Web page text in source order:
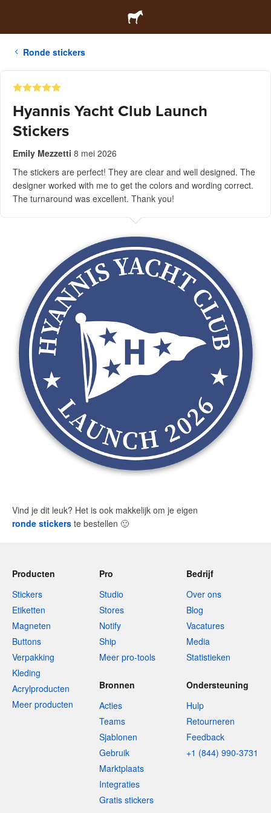
Ronde stickers
Hyannis Yacht Club Launch
Stickers
Emily Mezzetti 8 mei 2026
The stickers are perfect! They are clear and well designed. The
designer worked with me to get the colors and wording correct.
The turnaround was excellent. Thank you!
Vind je dit leuk? Het is ook makkelijk om je eigen
ronde stickers te bestellen 🙂
Producten
Stickers
Etiketten
Magneten
Buttons
Verpakking
Kleding
Acrylproducten
Meer producten
Pro
Studio
Stores
Notify
Ship
Meer pro-tools
Bedrijf
Over ons
Blog
Vacatures
Media
Statistieken
Bronnen
Acties
Teams
Sjablonen
Gebruik
Marktplaats
Integraties
Gratis stickers
Ondersteuning
Hulp
Retourneren
Feedback
+1 (844) 990-3731